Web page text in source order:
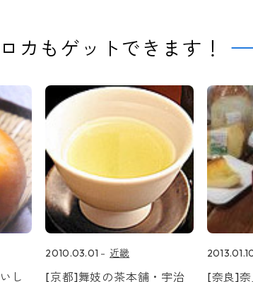
カもゲットできます！
し
2010.03.01 近畿
[京都]舞妓の茶本舗・宇治
[奈良]